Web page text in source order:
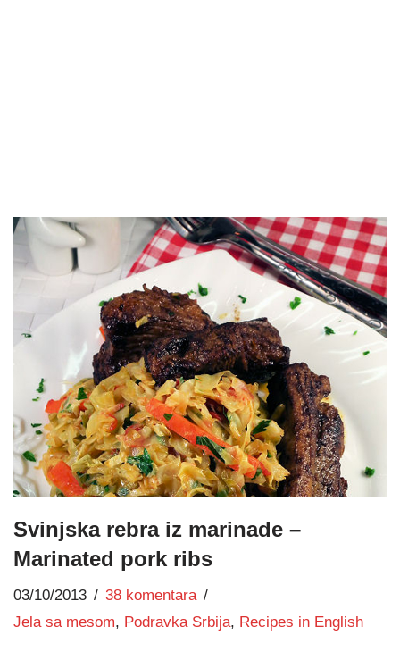
Svinjska rebra iz marinade –
Marinated pork ribs
03/10/2013
38 komentara
Jela sa mesom, Podravka Srbija, Recipes in English